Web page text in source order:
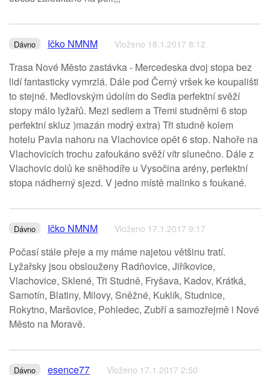
Dávno Ičko NMNM Vloženo 18.1.2017 8:12
Trasa Nové Město zastávka - Mercedeska dvoj stopa bez
lidí fantasticky vymrzlá. Dále pod Černý vršek ke koupališti
to stejné. Medlovským údolím do Sedla perfektní svěží
stopy málo lyžařů. Mezi sedlem a Třemi studněmi 6 stop
perfektní skluz )mazán modrý extra) Tři studně kolem
hotelu Pavla nahoru na Vlachovice opět 6 stop. Nahoře na
Vlachovicích trochu zafoukáno svěží vítr slunečno. Dále z
Vlachovic dolů ke sněhodíře u Vysočina arény, perfektní
stopa nádherný sjezd. V jedno místě malinko s foukané.
Dávno Ičko NMNM Vloženo 17.1.2017 9:17
Počasí stále přeje a my máme najetou většinu tratí.
Lyžařsky jsou obslouženy Radňovice, Jiříkovice,
Vlachovice, Sklené, Tři Studně, Fryšava, Kadov, Krátká,
Samotín, Blatiny, Milovy, Sněžné, Kuklík, Studnice,
Rokytno, Maršovice, Pohledec, Zubří a samozřejmě i Nové
Město na Moravě.
Dávno esence77 Vloženo 17.1.2017 2:50